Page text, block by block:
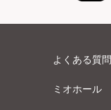
よくある質問
ミオホール